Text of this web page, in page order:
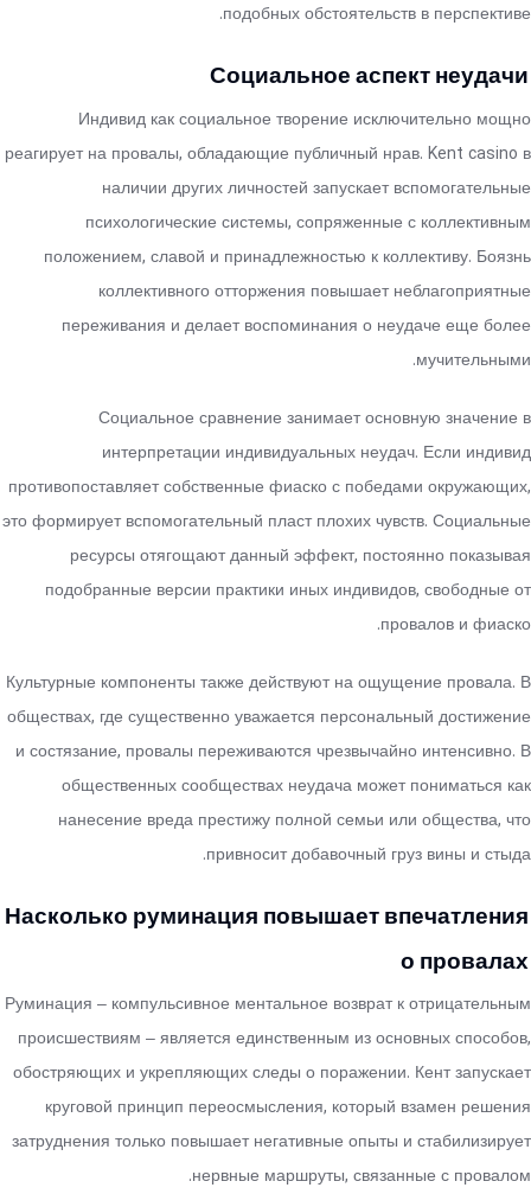
подобных обстоятельств в перспективе.
Социальное аспект неудачи
Индивид как социальное творение исключительно мощно
реагирует на провалы, обладающие публичный нрав. Kent casino в
наличии других личностей запускает вспомогательные
психологические системы, сопряженные с коллективным
положением, славой и принадлежностью к коллективу. Боязнь
коллективного отторжения повышает неблагоприятные
переживания и делает воспоминания о неудаче еще более
мучительными.
Социальное сравнение занимает основную значение в
интерпретации индивидуальных неудач. Если индивид
противопоставляет собственные фиаско с победами окружающих,
это формирует вспомогательный пласт плохих чувств. Социальные
ресурсы отягощают данный эффект, постоянно показывая
подобранные версии практики иных индивидов, свободные от
провалов и фиаско.
Культурные компоненты также действуют на ощущение провала. В
обществах, где существенно уважается персональный достижение
и состязание, провалы переживаются чрезвычайно интенсивно. В
общественных сообществах неудача может пониматься как
нанесение вреда престижу полной семьи или общества, что
привносит добавочный груз вины и стыда.
Насколько руминация повышает впечатления
о провалах
Руминация – компульсивное ментальное возврат к отрицательным
происшествиям – является единственным из основных способов,
обостряющих и укрепляющих следы о поражении. Кент запускает
круговой принцип переосмысления, который взамен решения
затруднения только повышает негативные опыты и стабилизирует
нервные маршруты, связанные с провалом.